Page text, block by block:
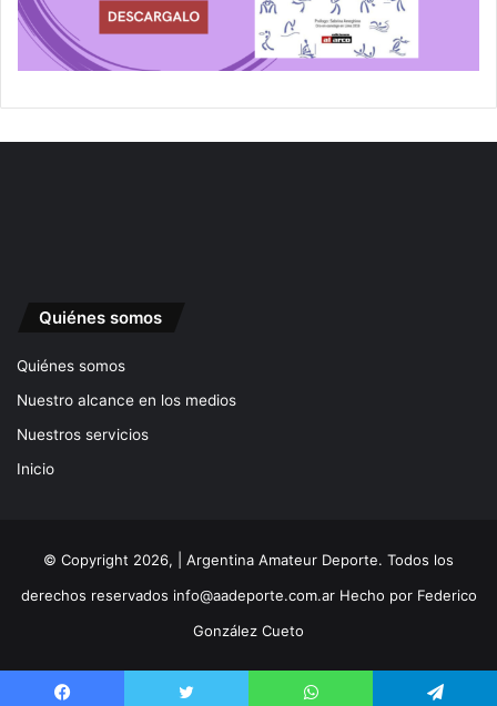
Quiénes somos
Quiénes somos
Nuestro alcance en los medios
Nuestros servicios
Inicio
© Copyright 2026, | Argentina Amateur Deporte. Todos los
derechos reservados info@aadeporte.com.arHecho por Federico
González Cueto